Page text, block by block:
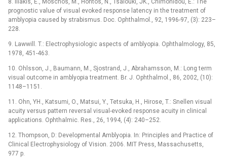
8. Iliakis, E., Moschos, M., Hontos, N., Tsalouki, JK., Chimonidou, E.: The
prognostic value of visual evoked response latency in the treatment of
amblyopia caused by strabismus. Doc. Ophthalmol., 92, 1996-97, (3): 223–
228.
9. Lawwill. T.: Electrophysiologic aspects of amblyopia. Ophthalmology, 85,
1978, 451-463.
10. Ohlsson, J., Baumann, M., Sjostrand, J., Abrahamsson, M.: Long term
visual outcome in amblyopia treatment. Br. J. Ophthalmol., 86, 2002, (10):
1148–1151.
11. Ohn, YH., Katsumi, O., Matsui, Y., Tetsuka, H., Hirose, T.: Snellen visual
acuity versus pattern reversal visual-evoked response acuity in clinical
applications. Ophthalmic. Res., 26, 1994, (4): 240–252.
12. Thompson, D: Developmental Amblyopia. In: Principles and Practice of
Clinical Electrophysiology of Vision. 2006. MIT Press, Massachusetts,
977 p.